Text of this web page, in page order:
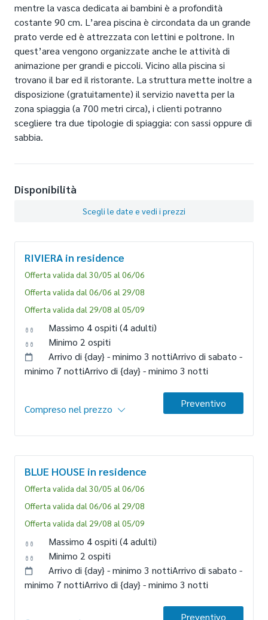
mentre la vasca dedicata ai bambini è a profondità
costante 90 cm. L’area piscina è circondata da un grande
prato verde ed è attrezzata con lettini e poltrone. In
quest’area vengono organizzate anche le attività di
animazione per grandi e piccoli. Vicino alla piscina si
trovano il bar ed il ristorante. La struttura mette inoltre a
disposizione (gratuitamente) il servizio navetta per la
zona spiaggia (a 700 metri circa), i clienti potranno
scegliere tra due tipologie di spiaggia: con sassi oppure di
sabbia.
Disponibilità
Scegli le date e vedi i prezzi
RIVIERA in residence
Offerta valida dal 30/05 al 06/06
Offerta valida dal 06/06 al 29/08
Offerta valida dal 29/08 al 05/09
Massimo 4 ospiti (4 adulti)
Minimo 2 ospiti
Arrivo di {day} -minimo 3 nottiArrivo di sabato -
minimo 7 nottiArrivo di {day} -minimo 3 notti
Preventivo
Compreso nel prezzo
Alloggio
casa mobile trilocale di 26 mq (presenza di due/tre gradini
per accedere alla veranda esterna); aria condizionata; area
1a camera con letto matrimoniale; 2a camera con due letti
singoli; bagno con box doccia e bidet. Veranda esterna
con tavolo e sedie. Su richiesta, è possibile applicare un
cancelletto per chiudere la veranda dell'alloggio.
Trattamento
BLUE HOUSE in residence
Offerta valida dal 30/05 al 06/06
Offerta valida dal 06/06 al 29/08
Offerta valida dal 29/08 al 05/09
Massimo 4 ospiti (4 adulti)
Minimo 2 ospiti
Arrivo di {day} -minimo 3 nottiArrivo di sabato -
minimo 7 nottiArrivo di {day} -minimo 3 notti
Preventivo